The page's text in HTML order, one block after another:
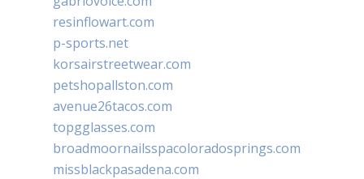
resinflowart.com
p-sports.net
korsairstreetwear.com
petshopallston.com
avenue26tacos.com
topgglasses.com
broadmoornailsspacoloradosprings.com
missblackpasadena.com